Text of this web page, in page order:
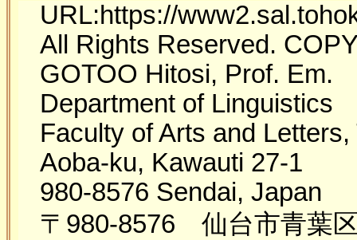
URL:https://
All Rights Reserved.
GOTOO Hitosi, Prof. Em.
Department of Linguistics
Faculty of Arts and
Aoba-ku, Kawauti 27-1
980-8576 Sendai, Japan
〒980-8576 仙台市青葉